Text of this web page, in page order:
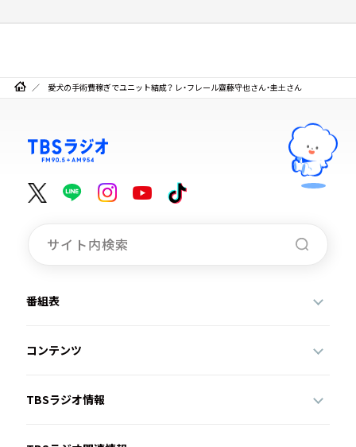
愛犬の手術費稼ぎでユニット結成？ レ・フレール齋藤守也さん・圭土さん
番組表
コンテンツ
TBSラジオ情報